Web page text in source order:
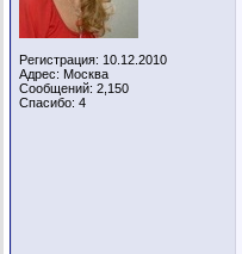
Регистрация: 10.12.2010
Адрес: Москва
Сообщений: 2,150
Спасибо: 4